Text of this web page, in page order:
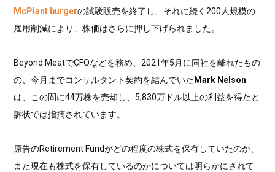
McPlant burgerの試験販売を終了し、それに続く200人規模の
雇用削減により、株価はさらに押し下げられました。
Beyond MeatでCFOなどを務め、2021年5月に同社を離れたもの
の、今月までコンサルタント契約を結んでいた Mark Nelson
は、この間に44万株を売却し、5,830万ドル以上の利益を得たと
訴状では指摘されています。
原告のRetirement Fundがどの程度の株式を保有していたのか、
また現在も株式を保有しているのかについては明らかにされて